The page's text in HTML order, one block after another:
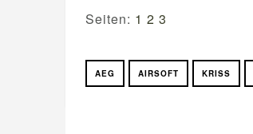
Seiten: 1 2 3
AEG AIRSOFT KRISS